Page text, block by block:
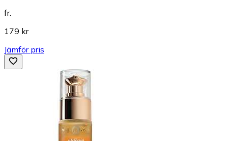
fr.
179 kr
Jämför pris